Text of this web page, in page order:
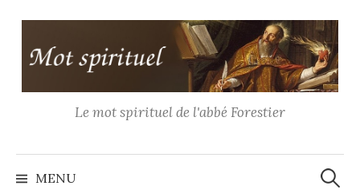
contenu
Le mot spirituel de l'abbé Forestier
MENU